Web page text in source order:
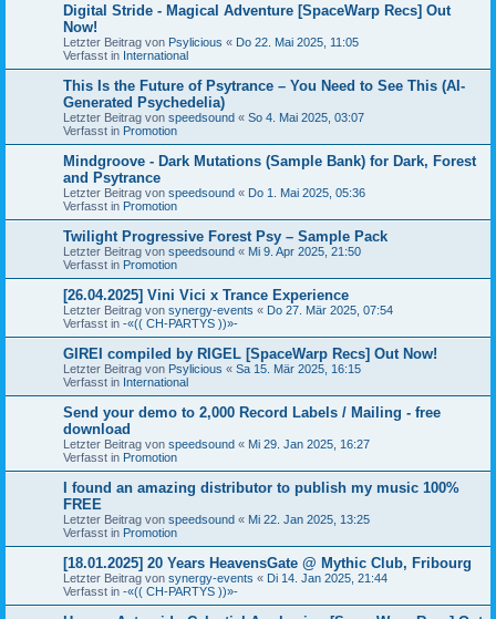
Digital Stride - Magical Adventure [SpaceWarp Recs] Out
Now!
Letzter Beitrag von Psylicious « Do 22. Mai 2025, 11:05
Verfasst in International
This Is the Future of Psytrance – You Need to See This (AI-
Generated Psychedelia)
Letzter Beitrag von speedsound « So 4. Mai 2025, 03:07
Verfasst in Promotion
Mindgroove - Dark Mutations (Sample Bank) for Dark, Forest
and Psytrance
Letzter Beitrag von speedsound « Do 1. Mai 2025, 05:36
Verfasst in Promotion
Twilight Progressive Forest Psy – Sample Pack
Letzter Beitrag von speedsound « Mi 9. Apr 2025, 21:50
Verfasst in Promotion
[26.04.2025] Vini Vici x Trance Experience
Letzter Beitrag von synergy-events « Do 27. Mär 2025, 07:54
Verfasst in -«(( CH-PARTYS ))»-
GIREI compiled by RIGEL [SpaceWarp Recs] Out Now!
Letzter Beitrag von Psylicious « Sa 15. Mär 2025, 16:15
Verfasst in International
Send your demo to 2,000 Record Labels / Mailing - free
download
Letzter Beitrag von speedsound « Mi 29. Jan 2025, 16:27
Verfasst in Promotion
I found an amazing distributor to publish my music 100%
FREE
Letzter Beitrag von speedsound « Mi 22. Jan 2025, 13:25
Verfasst in Promotion
[18.01.2025] 20 Years HeavensGate @ Mythic Club, Fribourg
Letzter Beitrag von synergy-events « Di 14. Jan 2025, 21:44
Verfasst in -«(( CH-PARTYS ))»-